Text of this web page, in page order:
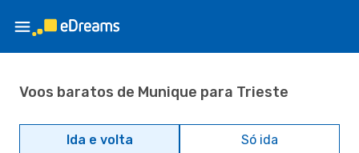
Voos baratos de Munique para Trieste
Ida e volta Só ida